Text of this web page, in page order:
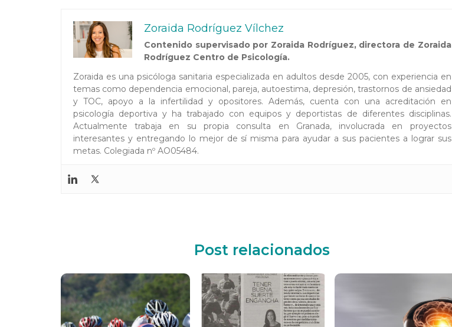
Zoraida Rodríguez Vílchez
Contenido supervisado por Zoraida Rodríguez, directora de Zoraida
Rodríguez Centro de Psicología.
Zoraida es una psicóloga sanitaria especializada en adultos desde 2005, con experiencia en
temas como dependencia emocional, pareja, autoestima, depresión, trastornos de ansiedad
y TOC, apoyo a la infertilidad y opositores. Además, cuenta con una acreditación en
psicología deportiva y ha trabajado con equipos y deportistas de diferentes disciplinas.
Actualmente trabaja en su propia consulta en Granada, involucrada en proyectos
interesantes y entregando lo mejor de sí misma para ayudar a sus pacientes a lograr sus
metas. Colegiada nº AO05484.
Post relacionados